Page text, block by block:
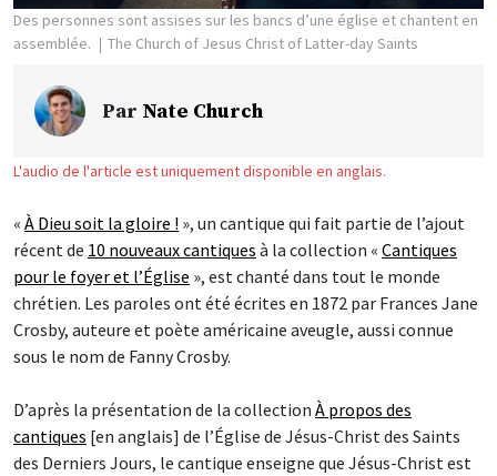
Des personnes sont assises sur les bancs d’une église et chantent en
assemblée.
The Church of Jesus Christ of Latter-day Saints
Par Nate Church
L'audio de l'article est uniquement disponible en anglais.
« À Dieu soit la gloire ! », un cantique qui fait partie de l’ajout
récent de 10 nouveaux cantiques à la collection « Cantiques
pour le foyer et l’Église », est chanté dans tout le monde
chrétien. Les paroles ont été écrites en 1872 par Frances Jane
Crosby, auteure et poète américaine aveugle, aussi connue
sous le nom de Fanny Crosby.
D’après la présentation de la collection À propos des
cantiques [en anglais] de l’Église de Jésus-Christ des Saints
des Derniers Jours, le cantique enseigne que Jésus-Christ est